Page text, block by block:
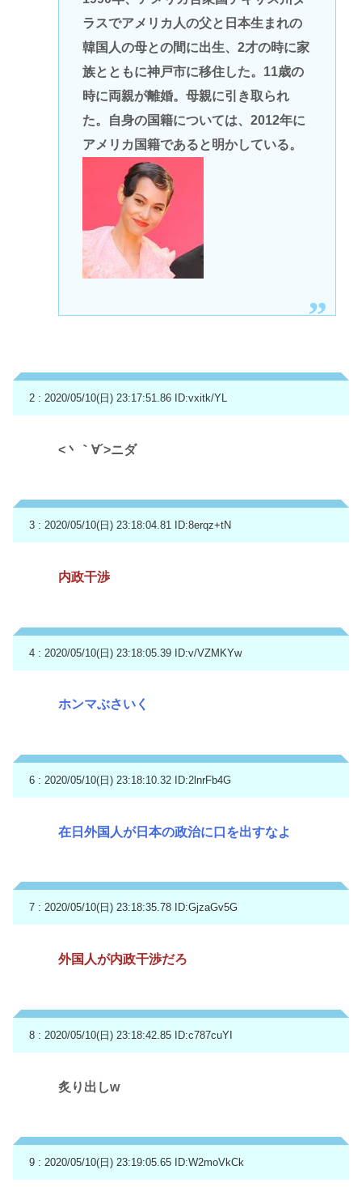
ラスでアメリカ人の父と日本生まれの
韓国人の母との間に出生、2才の時に家
族とともに神戸市に移住した。11歳の
時に両親が離婚。母親に引き取られ
た。自身の国籍については、2012年に
アメリカ国籍であると明かしている。
2 : 2020/05/10(日) 23:17:51.86 ID:vxitk/YL
<丶｀∀´>ニダ
3 : 2020/05/10(日) 23:18:04.81 ID:8erqz+tN
内政干渉
4 : 2020/05/10(日) 23:18:05.39 ID:v/VZMKYw
ホンマぶさいく
6 : 2020/05/10(日) 23:18:10.32 ID:2lnrFb4G
在日外国人が日本の政治に口を出すなよ
7 : 2020/05/10(日) 23:18:35.78 ID:GjzaGv5G
外国人が内政干渉だろ
8 : 2020/05/10(日) 23:18:42.85 ID:c787cuYI
炙り出しw
9 : 2020/05/10(日) 23:19:05.65 ID:W2moVkCk